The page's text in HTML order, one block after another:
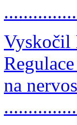
Vyskočil
na